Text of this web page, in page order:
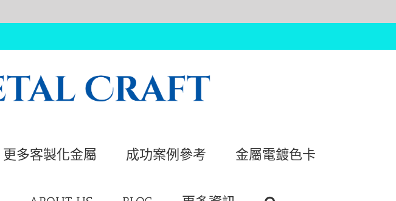
更多客製化金屬 成功案例參考 金屬電鍍色卡